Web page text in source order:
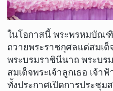
ในโอกาสนี้ พระพรหมบัณ
ถวายพระราชกุศลแด่สมเด็
พระบรมราชินีนาถ พระบ
สมเด็จพระเจ้าลูกเธอ เจ้า
ทั้งประกาศเปิดการประชุ